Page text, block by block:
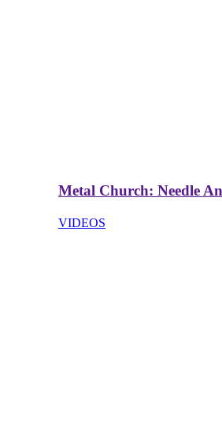
Metal Church: Needle
VIDEOS